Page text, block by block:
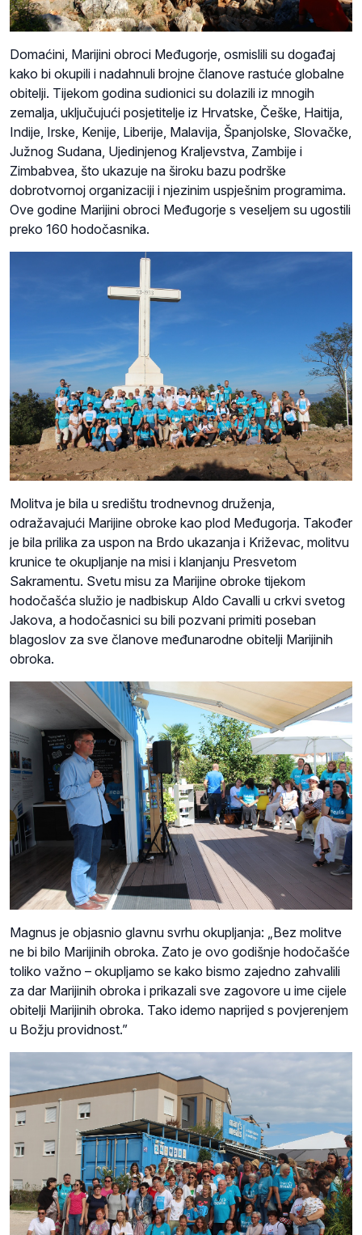
Domaćini, Marijini obroci Međugorje, osmislili su događaj
kako bi okupili i nadahnuli brojne članove rastuće globalne
obitelji. Tijekom godina sudionici su dolazili iz mnogih
zemalja, uključujući posjetitelje iz Hrvatske, Češke, Haitija,
Indije, Irske, Kenije, Liberije, Malavija, Španjolske, Slovačke,
Južnog Sudana, Ujedinjenog Kraljevstva, Zambije i
Zimbabvea, što ukazuje na široku bazu podrške
dobrotvornoj organizaciji i njezinim uspješnim programima.
Ove godine Marijini obroci Međugorje s veseljem su ugostili
preko 160 hodočasnika.
Molitva je bila u središtu trodnevnog druženja,
odražavajući Marijine obroke kao plod Međugorja. Također
je bila prilika za uspon na Brdo ukazanja i Križevac, molitvu
krunice te okupljanje na misi i klanjanju Presvetom
Sakramentu. Svetu misu za Marijine obroke tijekom
hodočašća služio je nadbiskup Aldo Cavalli u crkvi svetog
Jakova, a hodočasnici su bili pozvani primiti poseban
blagoslov za sve članove međunarodne obitelji Marijinih
obroka.
Magnus je objasnio glavnu svrhu okupljanja: „Bez molitve
ne bi bilo Marijinih obroka. Zato je ovo godišnje hodočašće
toliko važno – okupljamo se kako bismo zajedno zahvalili
za dar Marijinih obroka i prikazali sve zagovore u ime cijele
obitelji Marijinih obroka. Tako idemo naprijed s povjerenjem
u Božju providnost.”